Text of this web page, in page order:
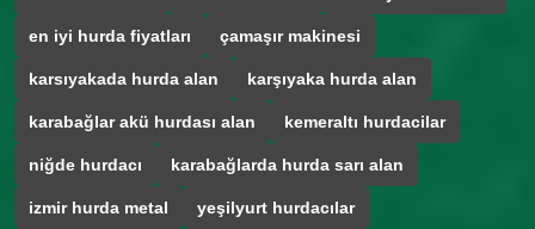
en iyi hurda fiyatları çamaşır makinesi
karsıyakada hurda alan karşıyaka hurda alan
karabağlar akü hurdası alan kemeraltı hurdacilar
niğde hurdacı karabağlarda hurda sarı alan
izmir hurda metal yeşilyurt hurdacılar